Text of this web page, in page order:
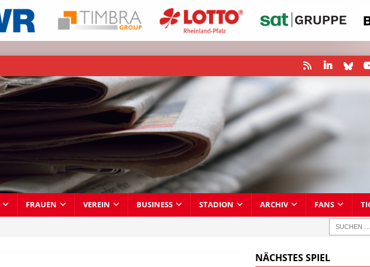
FRAUEN VEREIN BUSINESS STADION ARCHIV FANS
NÄCHSTES SPIEL